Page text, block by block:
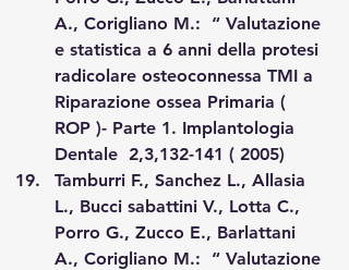
A., Corigliano M.:  “ Valutazione
e statistica a 6 anni della protesi
radicolare osteoconnessa TMI a
Riparazione ossea Primaria (
ROP )- Parte 1. Implantologia
Dentale  2,3,132-141 ( 2005)
Tamburri F., Sanchez L., Allasia
L., Bucci sabattini V., Lotta C.,
Porro G., Zucco E., Barlattani
A., Corigliano M.:  “ Valutazione